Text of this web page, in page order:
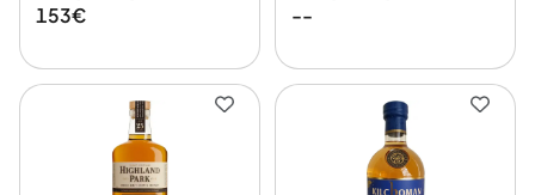
153€ --